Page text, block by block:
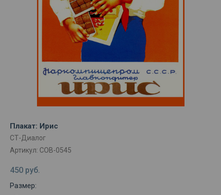
Плакат: Ирис
СТ-Диалог
Артикул: СОВ-0545
450 руб.
Размер: